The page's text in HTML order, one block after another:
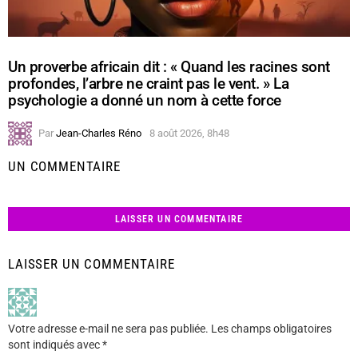
Un proverbe africain dit : « Quand les racines sont
profondes, l’arbre ne craint pas le vent. » La
psychologie a donné un nom à cette force
Par Jean-Charles Réno 8 août 2026, 8h48
UN COMMENTAIRE
LAISSER UN COMMENTAIRE
LAISSER UN COMMENTAIRE
Votre adresse e-mail ne sera pas publiée. Les champs obligatoires
sont indiqués avec*